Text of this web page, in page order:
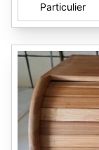
Particulier